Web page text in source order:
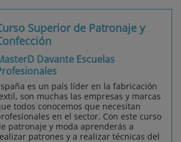
Superior de Patronaje y
Davante Escuelas
es un país líder en la fabricación
son muchas las empresas y marcas
todos conocemos que necesitan
en el sector. Con este curso
patronaje y moda aprenderás a
patrones y a realizar técnicas del